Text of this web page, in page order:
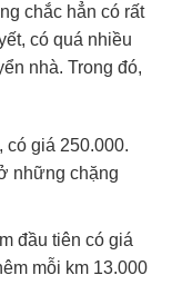
chắc hẳn có rất
có quá nhiều
nhà. Trong đó,
có giá 250.000.
những chặng
đầu tiên có giá
mỗi km 13.000